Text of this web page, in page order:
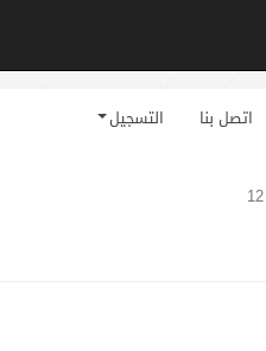
اتصل بنا التسجيل